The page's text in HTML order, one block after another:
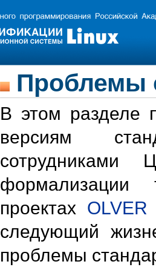
Проблемы
В этом разделе
версиям
формализации
проектах OLVER
следующий
проблемы